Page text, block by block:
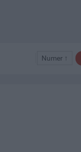
Numer ↑